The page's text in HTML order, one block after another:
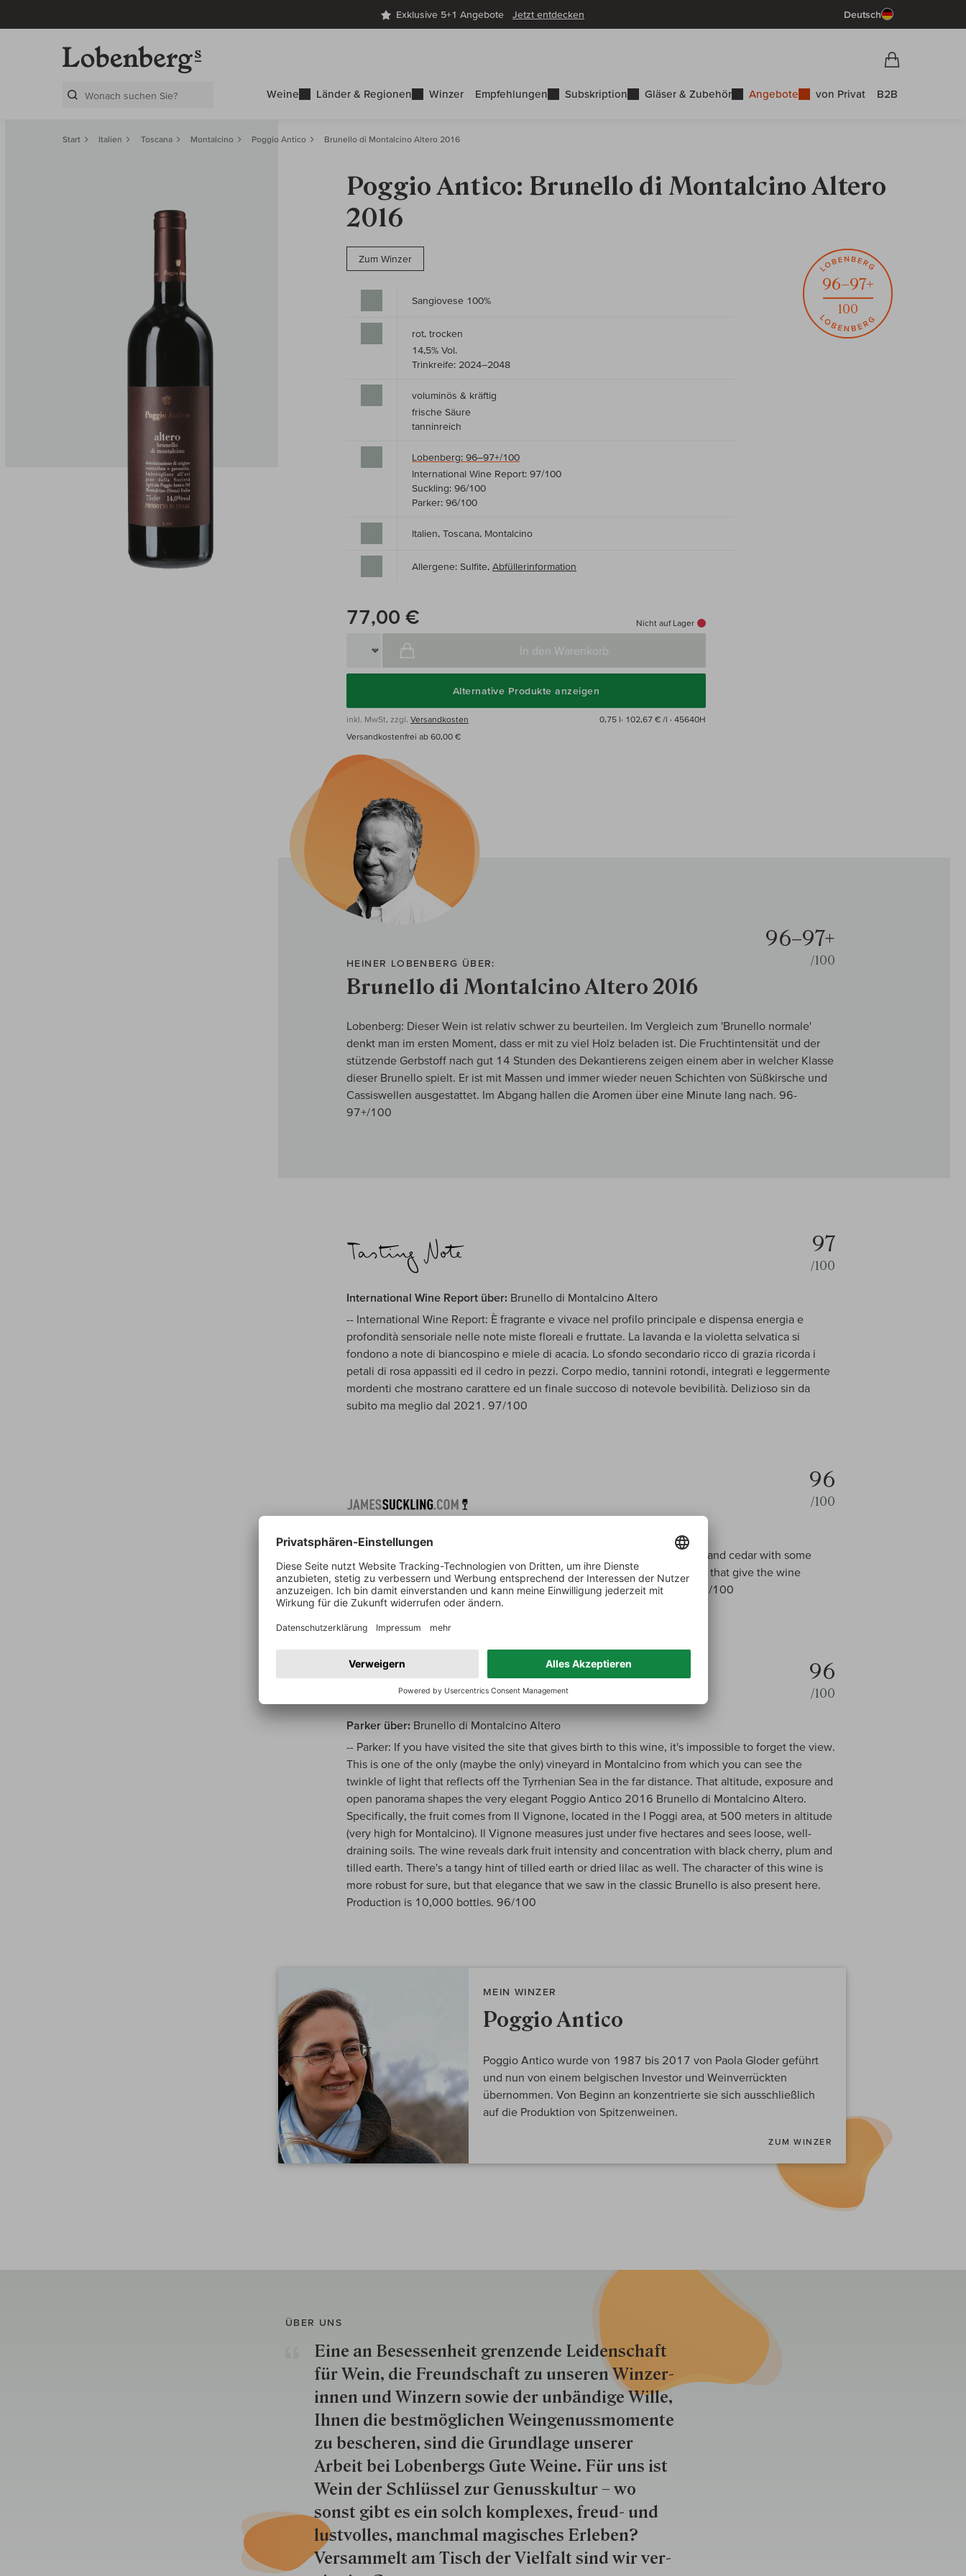
Exklusive 5+1 Angebote Jetzt entdecken Deutsch
Weine Länder & Regionen Winzer Empfehlungen Subskription Gläser & Zubehör Angebote von Privat B2B
Start Italien Toscana Montalcino Poggio Antico Brunello di Montalcino Altero 2016
Poggio Antico: Brunello di Montalcino Altero
2016
Zum Winzer
96–97+
100
Sangiovese 100%
rot, trocken
14,5% Vol.
Trinkreife: 2024–2048
voluminös & kräftig
frische Säure
tanninreich
Lobenberg: 96–97+/100
International Wine Report: 97/100
Suckling: 96/100
Parker: 96/100
Italien, Toscana, Montalcino
Allergene: Sulfite, Abfüllerinformation
77,00 € Nicht auf Lager
In den Warenkorb
Alternative Produkte anzeigen
inkl. MwSt, zzgl. Versandkosten 0,75 l· 102,67 € /l · 45640H
Versandkostenfrei ab 60,00 €
HEINER LOBENBERG ÜBER:
Brunello di Montalcino Altero 2016
96–97+
/100
Lobenberg: Dieser Wein ist relativ schwer zu beurteilen. Im Vergleich zum 'Brunello normale'
denkt man im ersten Moment, dass er mit zu viel Holz beladen ist. Die Fruchtintensität und der
stützende Gerbstoff nach gut 14 Stunden des Dekantierens zeigen einem aber in welcher Klasse
dieser Brunello spielt. Er ist mit Massen und immer wieder neuen Schichten von Süßkirsche und
Cassiswellen ausgestattet. Im Abgang hallen die Aromen über eine Minute lang nach. 96-
97+/100
97
/100
International Wine Report über: Brunello di Montalcino Altero
-- International Wine Report: È fragrante e vivace nel profilo principale e dispensa energia e
profondità sensoriale nelle note miste floreali e fruttate. La lavanda e la violetta selvatica si
fondono a note di biancospino e miele di acacia. Lo sfondo secondario ricco di grazia ricorda i
petali di rosa appassiti ed il cedro in pezzi. Corpo medio, tannini rotondi, integrati e leggermente
mordenti che mostrano carattere ed un finale succoso di notevole bevibilità. Delizioso sin da
subito ma meglio dal 2021. 97/100
96
/100
-- Suckling: I love the decadent edge to the ripe black cherries, cherries and cedar with some
sandalwood. It’s full-bodied and very tight with polished, refined tannins that give the wine
wonderful length and focus. So long and exquisite. Drink after 2024. 96/100
96
/100
Parker über: Brunello di Montalcino Altero
-- Parker: If you have visited the site that gives birth to this wine, it's impossible to forget the view.
This is one of the only (maybe the only) vineyard in Montalcino from which you can see the
twinkle of light that reflects off the Tyrrhenian Sea in the far distance. That altitude, exposure and
open panorama shapes the very elegant Poggio Antico 2016 Brunello di Montalcino Altero.
Specifically, the fruit comes from Il Vignone, located in the I Poggi area, at 500 meters in altitude
(very high for Montalcino). Il Vignone measures just under five hectares and sees loose, well-
draining soils. The wine reveals dark fruit intensity and concentration with black cherry, plum and
tilled earth. There's a tangy hint of tilled earth or dried lilac as well. The character of this wine is
more robust for sure, but that elegance that we saw in the classic Brunello is also present here.
Production is 10,000 bottles. 96/100
MEIN WINZER
Poggio Antico
Poggio Antico wurde von 1987 bis 2017 von Paola Gloder geführt
und nun von einem belgischen Investor und Weinverrückten
übernommen. Von Beginn an konzentrierte sie sich ausschließlich
auf die Produktion von Spitzenweinen.
ZUM WINZER
ÜBER UNS
Eine an Besessenheit gren­zende Lei­den­schaft
für Wein, die Freund­schaft zu unseren Win­zer­
innen und Win­zern so­wie der un­bän­dige Wille,
Ihnen die best­mög­lich­en Wein­genuss­momente
zu besche­ren, sind die Grund­lage unserer
Arbeit bei Lobenbergs Gute Weine. Für uns ist
Wein der Schlüs­sel zur Genuss­kultur – wo
sonst gibt es ein solch kom­plexes, freud- und
lustvolles, manchmal ma­gisch­es Er­le­ben?
Versammelt am Tisch der Vielfalt sind wir ver­